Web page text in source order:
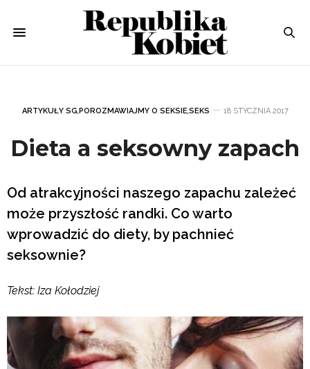
ARTYKUŁY SG,POROZMAWIAJMY O SEKSIE,SEKS 18 STYCZNIA 2017
Dieta a seksowny zapach
Od atrakcyjności naszego zapachu zależeć
może przyszłość randki. Co warto
wprowadzić do diety, by pachnieć
seksownie?
Tekst: Iza Kołodziej